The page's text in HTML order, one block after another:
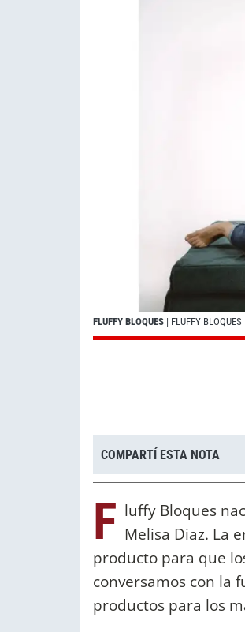
FLUFFY BLOQUES | FLUFFY BLOQUES
COMPARTÍ ESTA NOTA
F luffy Bloques
Melisa Diaz. La
producto para que
conversamos con la
productos para los